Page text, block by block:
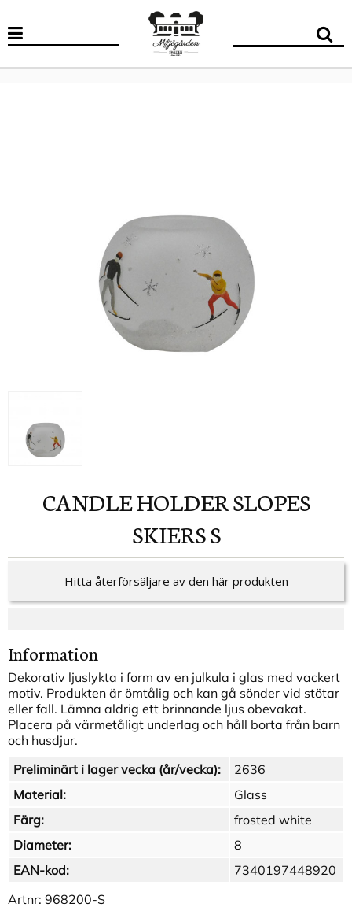
CANDLE HOLDER SLOPES
SKIERS S
Hitta återförsäljare av den här produkten
Information
Dekorativ ljuslykta i form av en julkula i glas med vackert
motiv. Produkten är ömtålig och kan gå sönder vid stötar
eller fall. Lämna aldrig ett brinnande ljus obevakat.
Placera på värmetåligt underlag och håll borta från barn
och husdjur.
Preliminärt i lager vecka (år/vecka):
2636
Material:
Glass
Färg:
frosted white
Diameter:
8
EAN-kod:
7340197448920
Artnr: 968200-S